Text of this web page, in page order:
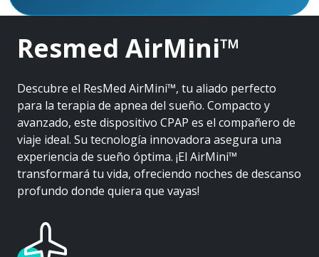
Resmed AirMini™
Descubre el ResMed AirMini™, tu aliado perfecto
para la terapia de apnea del sueño. Compacto y
avanzado, este dispositivo CPAP es el compañero de
viaje ideal. Su tecnología innovadora asegura una
experiencia de sueño óptima. ¡El AirMini™
transformará tu vida, ofreciendo noches de descanso
profundo donde quiera que vayas!